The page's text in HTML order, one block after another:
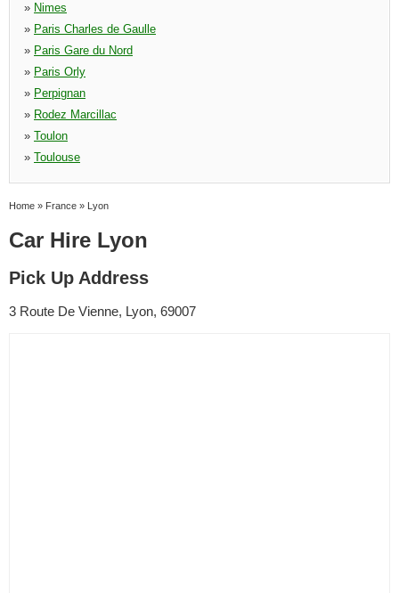
» Nimes
» Paris Charles de Gaulle
» Paris Gare du Nord
» Paris Orly
» Perpignan
» Rodez Marcillac
» Toulon
» Toulouse
Home » France » Lyon
Car Hire Lyon
Pick Up Address
3 Route De Vienne, Lyon, 69007